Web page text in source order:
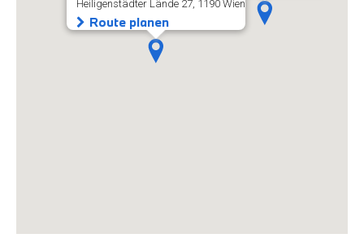
Heiligenstädter Lände 27, 1190 Wien
Route planen